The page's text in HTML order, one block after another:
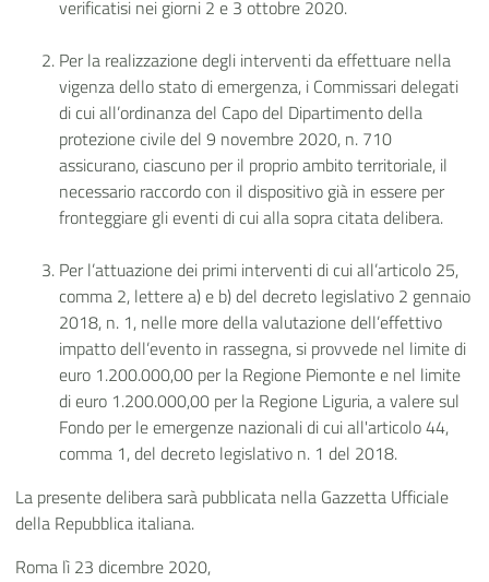
verificatisi nei giorni 2 e 3 ottobre 2020.
Per la realizzazione degli interventi da effettuare nella
vigenza dello stato di emergenza, i Commissari delegati
di cui all’ordinanza del Capo del Dipartimento della
protezione civile del 9 novembre 2020, n. 710
assicurano, ciascuno per il proprio ambito territoriale, il
necessario raccordo con il dispositivo già in essere per
fronteggiare gli eventi di cui alla sopra citata delibera.
Per l’attuazione dei primi interventi di cui all’articolo 25,
comma 2, lettere a) e b) del decreto legislativo 2 gennaio
2018, n. 1, nelle more della valutazione dell’effettivo
impatto dell’evento in rassegna, si provvede nel limite di
euro 1.200.000,00 per la Regione Piemonte e nel limite
di euro 1.200.000,00 per la Regione Liguria, a valere sul
Fondo per le emergenze nazionali di cui all'articolo 44,
comma 1, del decreto legislativo n. 1 del 2018.
La presente delibera sarà pubblicata nella Gazzetta Ufficiale
della Repubblica italiana.
Roma lì 23 dicembre 2020,